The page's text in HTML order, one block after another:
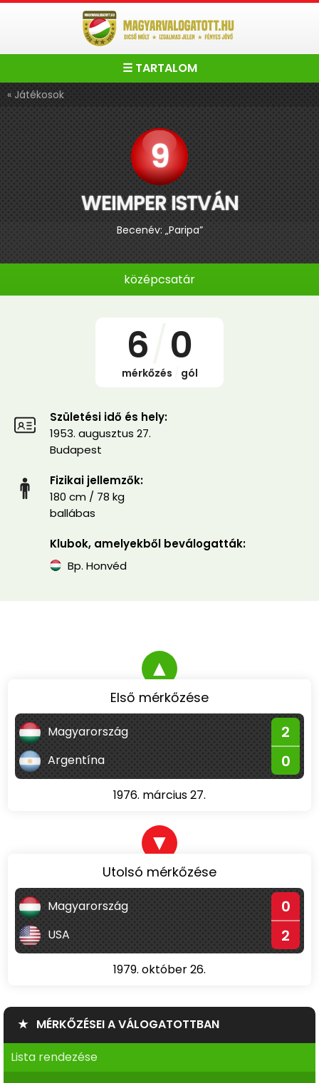
☰ TARTALOM
« Játékosok
9
WEIMPER ISTVÁN
Becenév: „Paripa”
középcsatár
6 0
mérkőzés gól
Születési idő és hely:
1953. augusztus 27.
Budapest
Fizikai jellemzők:
180 cm / 78 kg
ballábas
Klubok, amelyekből beválogatták:
Bp. Honvéd
▲
Első mérkőzése
Magyarország 2
Argentína 0
1976. március 27.
▼
Utolsó mérkőzése
Magyarország 0
USA 2
1979. október 26.
★ MÉRKŐZÉSEI A VÁLOGATOTTBAN
Lista rendezése